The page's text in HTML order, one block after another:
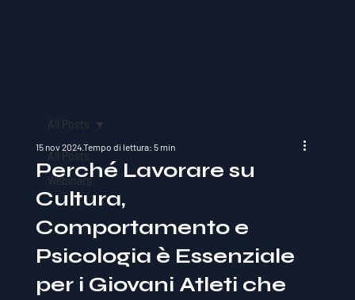
All Posts
Webinars
All Posts
Perché Lavorare su
Cultura,
Comportamento e
Psicologia è Essenziale
per i Giovani Atleti che
15 nov 2024Tempo di lettura: 5 min